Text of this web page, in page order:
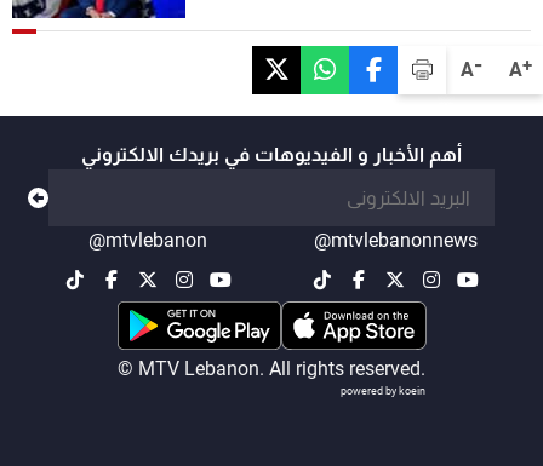
A+
A-
أهم الأخبار و الفيديوهات في بريدك الالكتروني
@mtvlebanonnews
@mtvlebanon
© MTV Lebanon. All rights reserved.
powered by koein